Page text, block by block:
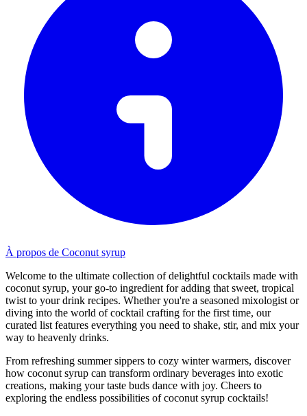
À propos de Coconut syrup
Welcome to the ultimate collection of delightful cocktails made with
coconut syrup, your go-to ingredient for adding that sweet, tropical
twist to your drink recipes. Whether you're a seasoned mixologist or
diving into the world of cocktail crafting for the first time, our
curated list features everything you need to shake, stir, and mix your
way to heavenly drinks.
From refreshing summer sippers to cozy winter warmers, discover
how coconut syrup can transform ordinary beverages into exotic
creations, making your taste buds dance with joy. Cheers to
exploring the endless possibilities of coconut syrup cocktails!